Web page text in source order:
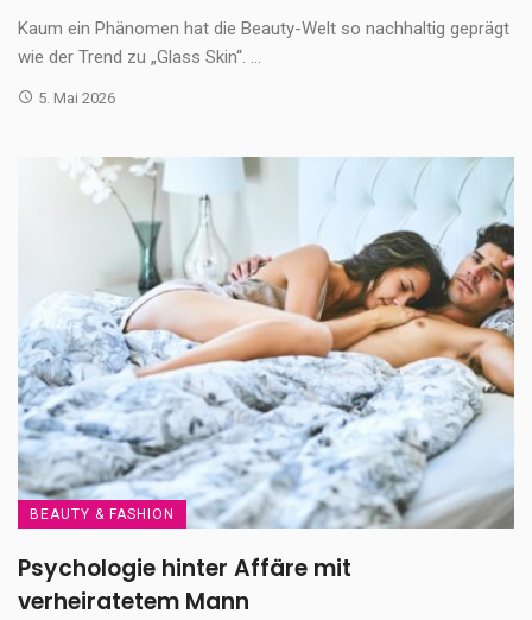
Kaum ein Phänomen hat die Beauty-Welt so nachhaltig geprägt
wie der Trend zu „Glass Skin“. ...
5. Mai 2026
BEAUTY & FASHION
Psychologie hinter Affäre mit
verheiratetem Mann